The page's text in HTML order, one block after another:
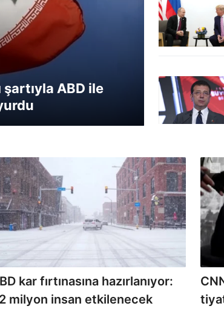
şartıyla ABD ile
kar fırtınasına hazırlanıyor:
milyon insan etkilenecek